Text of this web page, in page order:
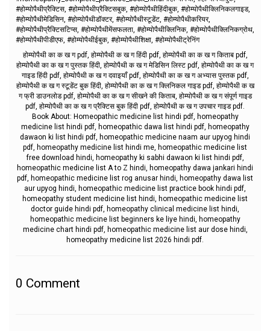
#होम्योपैथीप्रैक्टिस, #होम्योपैथीप्रैक्टिसबुक, #होम्योपैथीहिंदीबुक, #होम्योपैथीक्लिनिकलगाइड,
#होम्योपैथीमेडिसिन, #होम्योपैथीडॉक्टर, #होम्योपैथीस्टूडेंट, #होम्योपैथीकरियर,
#होम्योपैथीप्रैक्टिसटिप्स, #होम्योपैथीमेंसफलता, #होम्योपैथीक्लिनिक, #होम्योपैथीक्लिनिकग्रोथ,
#होम्योपैथीपीडीएफ, #होम्योपैथीईबुक, #होम्योपैथीशिक्षा, #होम्योपैथीट्रेनिंग
होम्योपैथी का क ख ग pdf, होम्योपैथी क ख ग हिंदी pdf, होम्योपैथी का क ख ग किताब pdf,
होम्योपैथी का क ख ग पुस्तक हिंदी, होम्योपैथी क ख ग मेडिसिन लिस्ट pdf, होम्योपैथी का क ख ग
गाइड हिंदी pdf, होम्योपैथी क ख ग दवाइयाँ pdf, होम्योपैथी का क ख ग अभ्यास पुस्तक pdf,
होम्योपैथी क ख ग स्टूडेंट बुक हिंदी, होम्योपैथी का क ख ग क्लिनिकल गाइड pdf, होम्योपैथी क ख
ग फ्री डाउनलोड pdf, होम्योपैथी का क ख ग सीखने की किताब, होम्योपैथी क ख ग संपूर्ण गाइड
pdf, होम्योपैथी का क ख ग प्रैक्टिस बुक हिंदी pdf, होम्योपैथी क ख ग उपचार गाइड pdf.
Book About: Homeopathic medicine list hindi pdf, homeopathy
medicine list hindi pdf, homeopathic dawa list hindi pdf, homeopathy
dawaon ki list hindi pdf, homeopathic medicine naam aur upyog hindi
pdf, homeopathy medicine list hindi me, homeopathic medicine list
free download hindi, homeopathy ki sabhi dawaon ki list hindi pdf,
homeopathic medicine list A to Z hindi, homeopathy dawa jankari hindi
pdf, homeopathic medicine list rog anusar hindi, homeopathy dawa list
aur upyog hindi, homeopathic medicine list practice book hindi pdf,
homeopathy student medicine list hindi, homeopathic medicine list
doctor guide hindi pdf, homeopathy clinical medicine list hindi,
homeopathic medicine list beginners ke liye hindi, homeopathy
medicine chart hindi pdf, homeopathic medicine list aur dose hindi,
homeopathy medicine list 2026 hindi pdf.
0 Comment